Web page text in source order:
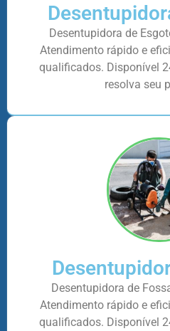
Desentupidora de
Atendimento rápido e
qualificados. Disponível
resolva seu
Desentupidora de
Atendimento rápido e
qualificados. Disponível